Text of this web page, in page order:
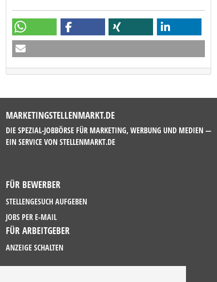
MARKETINGSTELLENMARKT.DE
DIE SPEZIAL-JOBBÖRSE FÜR MARKETING, WERBUNG UND MEDIEN —
EIN SERVICE VON STELLENMARKT.DE
FÜR BEWERBER
STELLENGESUCH AUFGEBEN
JOBS PER E-MAIL
FÜR ARBEITGEBER
ANZEIGE SCHALTEN